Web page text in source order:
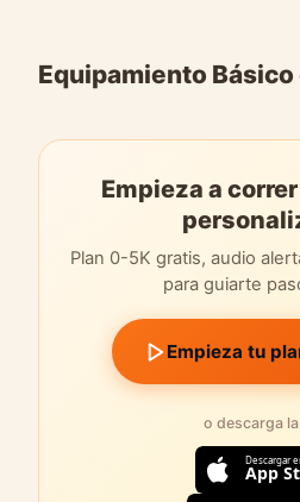
Equipamiento
Empieza a
Plan 0-5K gratis, audio
para guiarte
Empieza tu
o descarga
Descargar
App